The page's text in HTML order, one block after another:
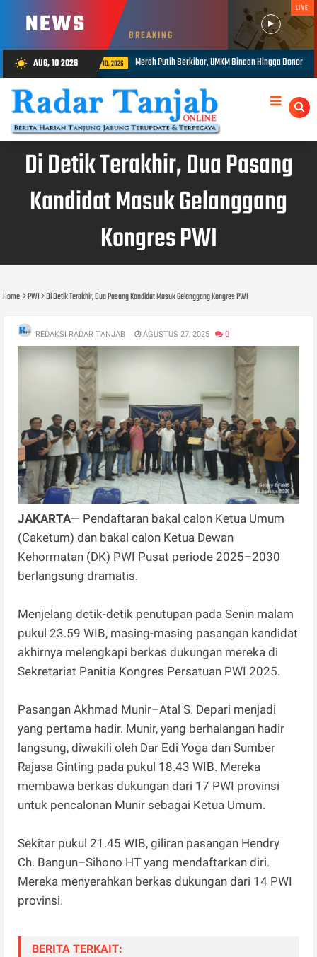
NEWS BREAKING
LIVE
wb_sunny AUG, 10 2026
UMKM Binaan Hingga Donor Darah Semarakkan HUT RI ke-81 di PTPN IV Regional IV
Di Detik Terakhir, Dua Pasang
Kandidat Masuk Gelanggang
Kongres PWI
Home PWI Di Detik Terakhir, Dua Pasang Kandidat Masuk Gelanggang Kongres PWI
REDAKSI RADAR TANJAB AGUSTUS 27, 2025 0
JAKARTA— Pendaftaran bakal calon Ketua Umum
(Caketum) dan bakal calon Ketua Dewan
Kehormatan (DK) PWI Pusat periode 2025–2030
berlangsung dramatis.
Menjelang detik-detik penutupan pada Senin malam
pukul 23.59 WIB, masing-masing pasangan kandidat
akhirnya melengkapi berkas dukungan mereka di
Sekretariat Panitia Kongres Persatuan PWI 2025.
Pasangan Akhmad Munir–Atal S. Depari menjadi
yang pertama hadir. Munir, yang berhalangan hadir
langsung, diwakili oleh Dar Edi Yoga dan Sumber
Rajasa Ginting pada pukul 18.43 WIB. Mereka
membawa berkas dukungan dari 17 PWI provinsi
untuk pencalonan Munir sebagai Ketua Umum.
Sekitar pukul 21.45 WIB, giliran pasangan Hendry
Ch. Bangun–Sihono HT yang mendaftarkan diri.
Mereka menyerahkan berkas dukungan dari 14 PWI
provinsi.
BERITA TERKAIT: